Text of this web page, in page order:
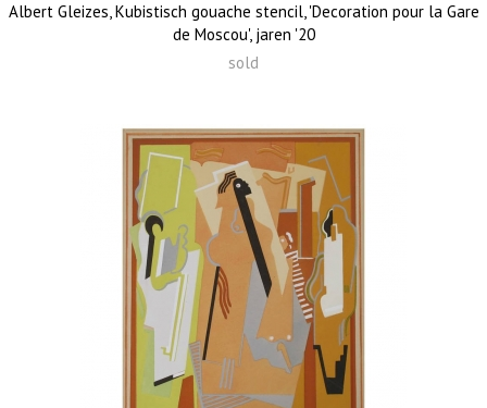
Albert Gleizes, Kubistisch gouache stencil, 'Decoration pour la Gare
de Moscou', jaren '20
sold